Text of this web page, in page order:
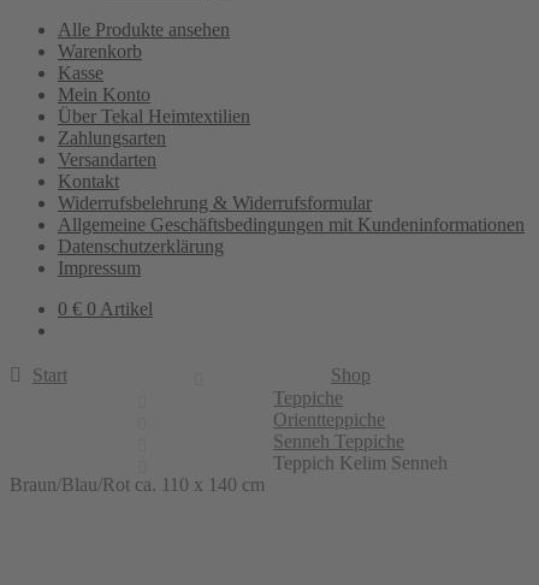
Alle Produkte ansehen
Warenkorb
Kasse
Mein Konto
Über Tekal Heimtextilien
Zahlungsarten
Versandarten
Kontakt
Widerrufsbelehrung & Widerrufsformular
Allgemeine Geschäftsbedingungen mit Kundeninformationen
Datenschutzerklärung
Impressum
0 € 0 Artikel
Start
Shop
Teppiche
Orientteppiche
Senneh Teppiche
Teppich Kelim Senneh
Braun/Blau/Rot ca. 110 x 140 cm